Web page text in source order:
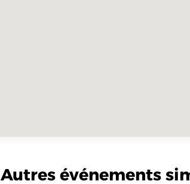
Autres événements